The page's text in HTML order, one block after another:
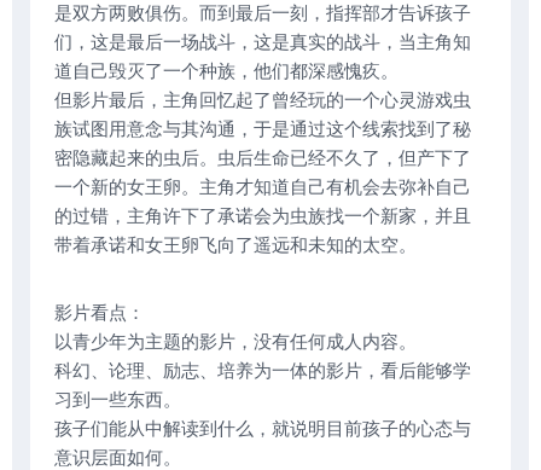
是双方两败俱伤。而到最后一刻，指挥部才告诉孩子
们，这是最后一场战斗，这是真实的战斗，当主角知
道自己毁灭了一个种族，他们都深感愧疚。
但影片最后，主角回忆起了曾经玩的一个心灵游戏虫
族试图用意念与其沟通，于是通过这个线索找到了秘
密隐藏起来的虫后。虫后生命已经不久了，但产下了
一个新的女王卵。主角才知道自己有机会去弥补自己
的过错，主角许下了承诺会为虫族找一个新家，并且
带着承诺和女王卵飞向了遥远和未知的太空。
影片看点：
以青少年为主题的影片，没有任何成人内容。
科幻、论理、励志、培养为一体的影片，看后能够学
习到一些东西。
孩子们能从中解读到什么，就说明目前孩子的心态与
意识层面如何。